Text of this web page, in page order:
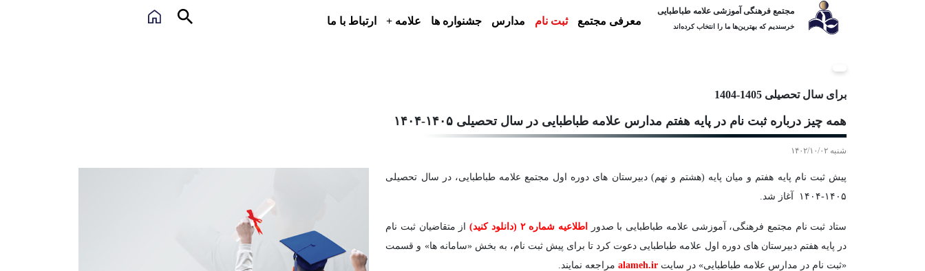
مجتمع فرهنگی آموزشی علامه طباطبایی
خرسندیم که بهترین‌ها ما را انتخاب کرده‌اند معرفی مجتمع ثبت نام مدارس جشنواره ها علامه + ارتباط با ما
برای سال تحصیلی 1405-1404
همه چیز درباره ثبت نام در پایه هفتم مدارس علامه طباطبایی در سال تحصیلی ۱۴۰۵-۱۴۰۴
شنبه ۱۴۰۲/۱۰/۰۲
پیش ثبت نام پایه هفتم و میان پایه (هشتم و نهم) دبیرستان های دوره اول مجتمع علامه طباطبایی، در سال تحصیلی
۱۴۰۵-۱۴۰۴ آغاز شد.
ستاد ثبت نام مجتمع فرهنگی، آموزشی علامه طباطبایی با صدور اطلاعیه شماره ۲ (دانلود کنید)از متقاضیان ثبت نام
در پایه هفتم دبیرستان های دوره اول علامه طباطبایی دعوت کرد تا برای پیش ثبت نام، به بخش «سامانه ها» و قسمت
«ثبت نام در مدارس علامه طباطبایی» در سایت alameh.ir مراجعه نمایند.